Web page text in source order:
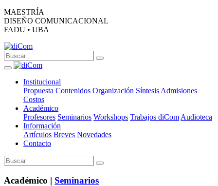
MAESTRÍA
DISEÑO COMUNICACIONAL
FADU • UBA
Institucional
Propuesta Contenidos Organización Síntesis Admisiones
Costos
Académico
Profesores Seminarios Workshops Trabajos diCom Audioteca
Información
Artículos Breves Novedades
Contacto
Académico | Seminarios